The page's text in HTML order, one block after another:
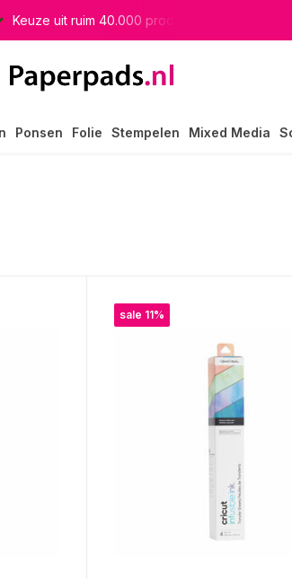
verzending in heel Nederland
Ponsen Folie Stempelen Mixed Media
sale 11%